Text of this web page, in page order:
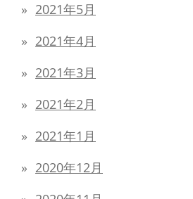
2021年5月
2021年4月
2021年3月
2021年2月
2021年1月
2020年12月